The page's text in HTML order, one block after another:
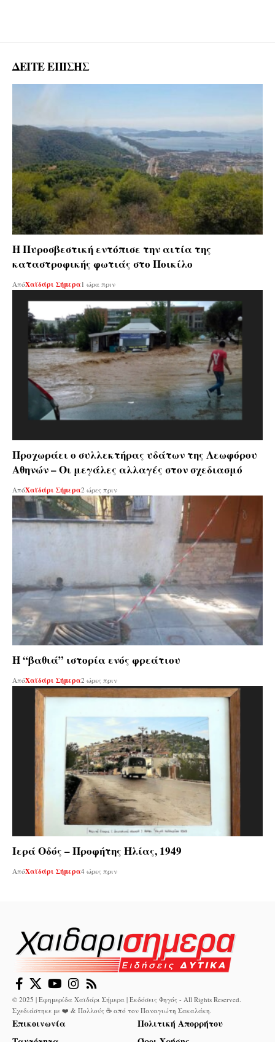
ΔΕΙΤΕ ΕΠΙΣΗΣ
Η Πυροσβεστική εντόπισε την αιτία της
καταστροφικής φωτιάς στο Ποικίλο
ΑπόΧαϊδάρι Σήμερα 1 ώρα πριν
Προχωράει ο συλλεκτήρας υδάτων της Λεωφόρου
Αθηνών – Οι μεγάλες αλλαγές στον σχεδιασμό
ΑπόΧαϊδάρι Σήμερα2 ώρες πριν
Η “βαθιά” ιστορία ενός φρεάτιου
ΑπόΧαϊδάρι Σήμερα2 ώρες πριν
Ιερά Οδός – Προφήτης Ηλίας, 1949
ΑπόΧαϊδάρι Σήμερα4 ώρες πριν
© 2025 | Εφημερίδα Χαϊδάρι Σήμερα | Εκδόσεις Φηγός - All Rights Reserved.
Σχεδιάστηκε με ❤️ & Πολλούς ☕ από τον Παναγιώτη Σακαλάκη
Επικοινωνία
Πολιτική Απορρήτου